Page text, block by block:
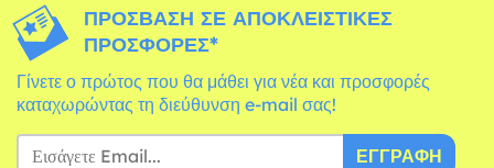
ΠΡΌΣΒΑΣΗ ΣΕ ΑΠΟΚΛΕΙΣΤΙΚΈΣ
ΠΡΟΣΦΟΡΈΣ*
Γίνετε ο πρώτος που θα μάθει για νέα και προσφορές
καταχωρώντας τη διεύθυνση e-mail σας!
ΕΓΓΡΑΦΉ